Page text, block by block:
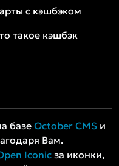
с кэшбэком
такое кэшбэк
базеOctober CMS и
Вам.
Iconicза иконки,